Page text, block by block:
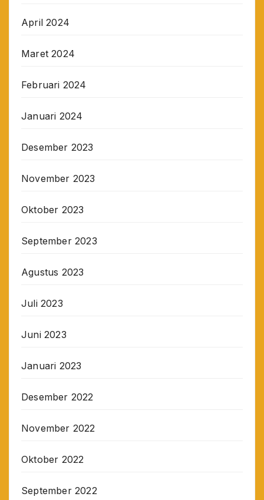
April 2024
Maret 2024
Februari 2024
Januari 2024
Desember 2023
November 2023
Oktober 2023
September 2023
Agustus 2023
Juli 2023
Juni 2023
Januari 2023
Desember 2022
November 2022
Oktober 2022
September 2022